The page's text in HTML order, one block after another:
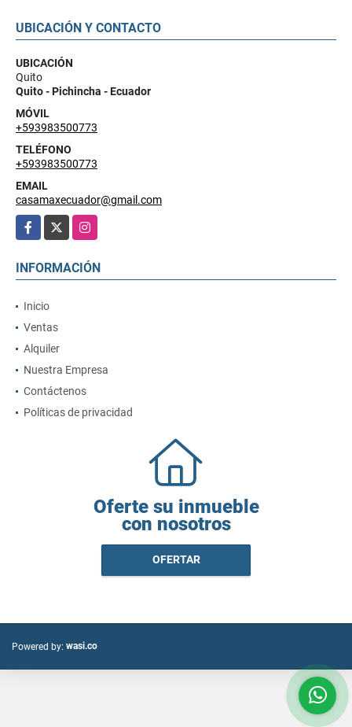
UBICACIÓN Y CONTACTO
UBICACIÓN
Quito
Quito - Pichincha - Ecuador
MÓVIL
+593983500773
TELÉFONO
+593983500773
EMAIL
casamaxecuador@gmail.com
Facebook
Instagram
INFORMACIÓN
Inicio
Ventas
Alquiler
Nuestra Empresa
Contáctenos
Políticas de privacidad
Oferte su inmueble
con nosotros
OFERTAR
Powered by: wasi.co